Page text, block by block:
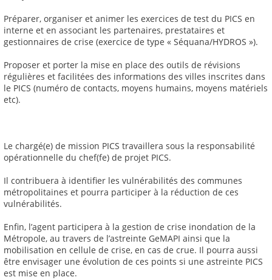
Préparer, organiser et animer les exercices de test du PICS en
interne et en associant les partenaires, prestataires et
gestionnaires de crise (exercice de type « Séquana/HYDROS »).
Proposer et porter la mise en place des outils de révisions
régulières et facilitées des informations des villes inscrites dans
le PICS (numéro de contacts, moyens humains, moyens matériels
etc).
Le chargé(e) de mission PICS travaillera sous la responsabilité
opérationnelle du chef(fe) de projet PICS.
Il contribuera à identifier les vulnérabilités des communes
métropolitaines et pourra participer à la réduction de ces
vulnérabilités.
Enfin, l’agent participera à la gestion de crise inondation de la
Métropole, au travers de l’astreinte GeMAPI ainsi que la
mobilisation en cellule de crise, en cas de crue. Il pourra aussi
être envisager une évolution de ces points si une astreinte PICS
est mise en place.